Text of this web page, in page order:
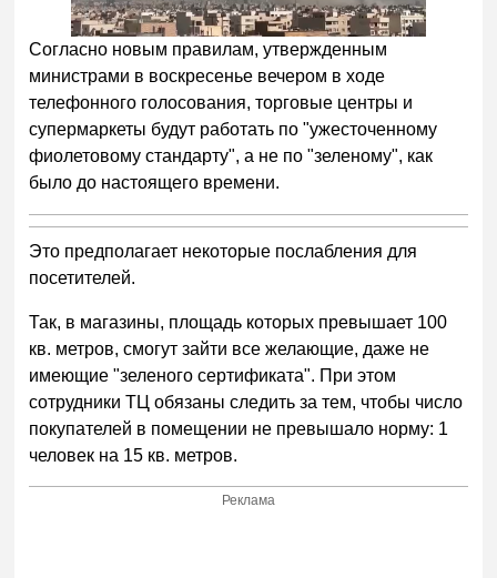
Согласно новым правилам, утвержденным
министрами в воскресенье вечером в ходе
телефонного голосования, торговые центры и
супермаркеты будут работать по "ужесточенному
фиолетовому стандарту", а не по "зеленому", как
было до настоящего времени.
Это предполагает некоторые послабления для
посетителей.
Так, в магазины, площадь которых превышает 100
кв. метров, смогут зайти все желающие, даже не
имеющие "зеленого сертификата". При этом
сотрудники ТЦ обязаны следить за тем, чтобы число
покупателей в помещении не превышало норму: 1
человек на 15 кв. метров.
Реклама